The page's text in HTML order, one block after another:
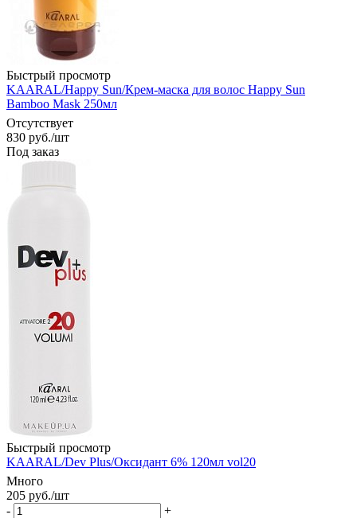
Быстрый просмотр
KAARAL/Happy Sun/Крем-маска для волос Happy Sun
Bamboo Mask 250мл
Отсутствует
830 руб./шт
Под заказ
Быстрый просмотр
KAARAL/Dev Plus/Оксидант 6% 120мл vol20
Много
205 руб./шт
-
+